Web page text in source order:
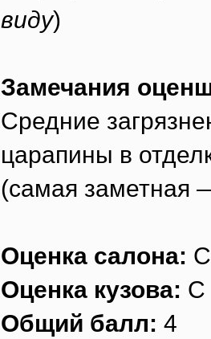
виду)
Замечания
Средние
царапины в
(самая заметная
Оценка салона: С
Оценка кузова: С
Общий балл: 4